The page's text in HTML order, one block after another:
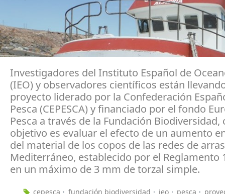
Investigadores del Instituto Español de
(IEO) y observadores científicos están
proyecto liderado por la Confederación
Pesca (CEPESCA) y financiado por el fondo
Pesca a través de la Fundación Biodiversidad,
objetivo es evaluar el efecto de un aumento
del material de los copos de las redes de
Mediterráneo, establecido por el Reglamento
en un máximo de 3 mm de torzal simple.
cepesca fundación biodiversidad ieo pesca